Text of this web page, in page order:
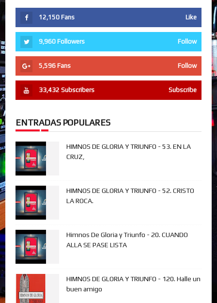
12,150 Fans Like
9,960 Followers Follow
5,596 Fans Follow
33,432 Subscribers Subscribe
ENTRADAS POPULARES
HIMNOS DE GLORIA Y TRIUNFO - 53. EN LA
CRUZ,
HIMNOS DE GLORIA Y TRIUNFO - 52. CRISTO
LA ROCA.
Himnos De Gloria y Triunfo - 20. CUANDO
ALLA SE PASE LISTA
HIMNOS DE GLORIA Y TRIUNFO - 120. Halle un
buen amigo